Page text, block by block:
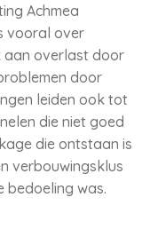
Achmea
vooral over
aan overlast door
door
leiden ook tot
die niet goed
die ontstaan is
verbouwingsklus
bedoeling was.